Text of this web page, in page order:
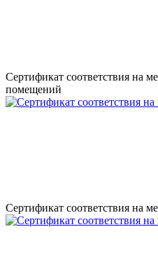
Сертификат соответствия на
помещений
Сертификат соответствия на